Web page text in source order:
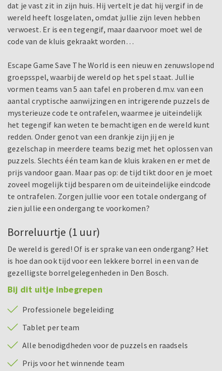
dat je vast zit in zijn huis. Hij vertelt je dat hij vergif in de
wereld heeft losgelaten, omdat jullie zijn leven hebben
verwoest. Er is een tegengif, maar daarvoor moet wel de
code van de kluis gekraakt worden…
Escape Game Save The World is een nieuw en zenuwslopend
groepsspel, waarbij de wereld op het spel staat. Jullie
vormen teams van 5 aan tafel en proberen d.m.v. van een
aantal cryptische aanwijzingen en intrigerende puzzels de
mysterieuze code te ontrafelen, waarmee je uiteindelijk
het tegengif kan weten te bemachtigen en de wereld kunt
redden. Onder genot van een drankje zijn jij en je
gezelschap in meerdere teams bezig met het oplossen van
puzzels. Slechts één team kan de kluis kraken en er met de
prijs vandoor gaan. Maar pas op: de tijd tikt door en je moet
zoveel mogelijk tijd besparen om de uiteindelijke eindcode
te ontrafelen. Zorgen jullie voor een totale ondergang of
zien jullie een ondergang te voorkomen?
Borreluurtje (1 uur)
De wereld is gered! Of is er sprake van een ondergang? Het
is hoe dan ook tijd voor een lekkere borrel in een van de
gezelligste borrelgelegenheden in Den Bosch.
Bij dit uitje inbegrepen
Professionele begeleiding
Tablet per team
Alle benodigdheden voor de puzzels en raadsels
Prijs voor het winnende team